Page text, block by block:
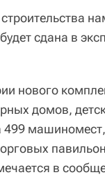
сдана в
нового
домов,
499
в